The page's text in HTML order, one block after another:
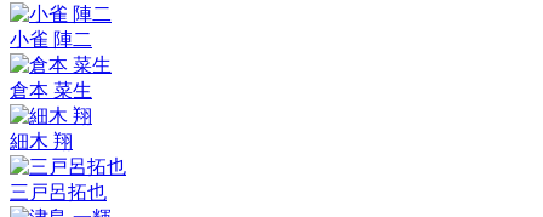
小雀 陣二
倉本 菜生
細木 翔
三戸呂拓也